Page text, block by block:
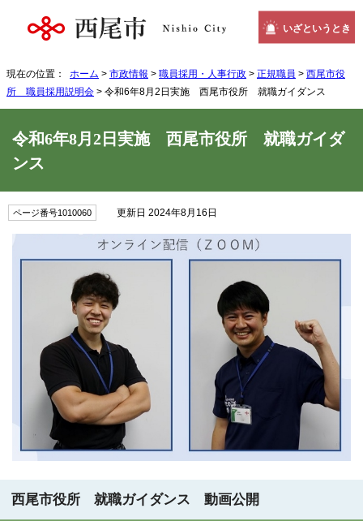
いざというとき
現在の位置： ホーム > 市政情報 > 職員採用・人事行政 > 正規職員 > 西尾市役
所 職員採用説明会 > 令和6年8月2日実施 西尾市役所 就職ガイダンス
令和6年8月2日実施 西尾市役所 就職ガイダ
ンス
ページ番号1010060 更新日 2024年8月16日
西尾市役所 就職ガイダンス 動画公開